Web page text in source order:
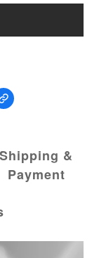
Shipping &
Payment